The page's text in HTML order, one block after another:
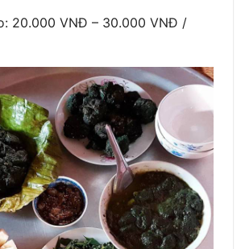
20.000 VNĐ – 30.000 VNĐ /